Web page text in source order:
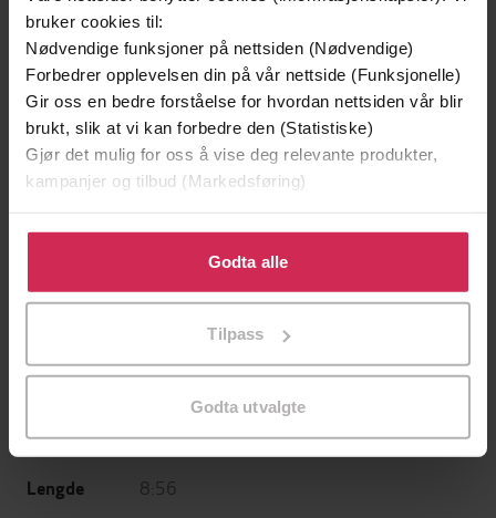
bruker cookies til:
Nødvendige funksjoner på nettsiden (Nødvendige)
Forbedrer opplevelsen din på vår nettside (Funksjonelle)
Gir oss en bedre forståelse for hvordan nettsiden vår blir
brukt, slik at vi kan forbedre den (Statistiske)
Gjør det mulig for oss å vise deg relevante produkter,
kampanjer og tilbud (Markedsføring)
Klikk på «Godta alle» for å gi oss ditt samtykke til å
bruke cookies for alle disse formålene. Du kan også
tilpasse ditt samtykke til spesifikke formål ved å klikke
Godta alle
Tilpass
Godta utvalgte
299,-
Jegerprøven
Thor Olav Moen
LYDBOK
erobringen av naturen
Dag O. Hessen
Utgitt 12.09.2025
Lengde 8:56